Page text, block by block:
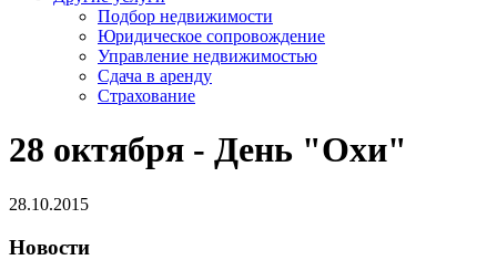
Подбор недвижимости
Юридическое сопровождение
Управление недвижимостью
Сдача в аренду
Страхование
28 октября - День "Охи"
28.10.2015
Новости